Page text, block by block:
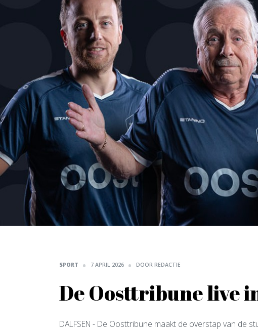
SPORT 7 APRIL 2026 DOOR REDACTIE
De Oosttribune live
DALFSEN - De Oosttribune maakt de overstap van de